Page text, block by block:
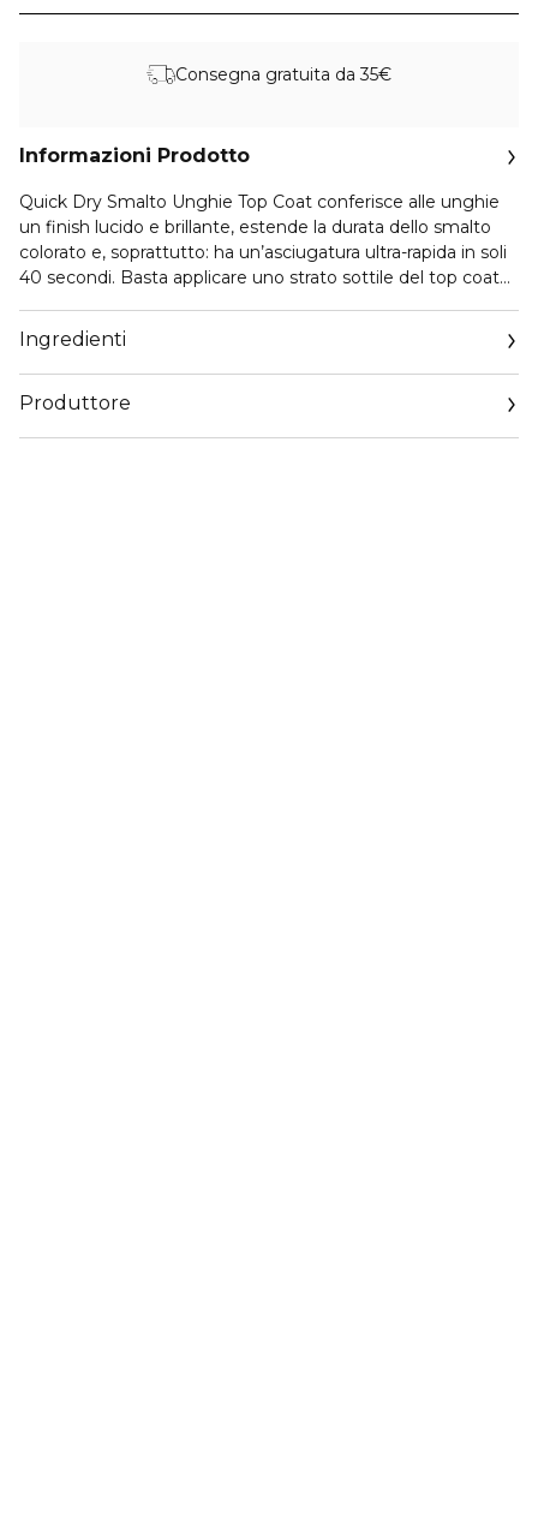
Consegna gratuita da 35€
Informazioni Prodotto
Quick Dry Smalto Unghie Top Coat conferisce alle unghie
un finish lucido e brillante, estende la durata dello smalto
colorato e, soprattutto: ha un’asciugatura ultra-rapida in soli
40 secondi. Basta applicare uno strato sottile del top coat
secondi e la manicure è fatta.
Ingredienti
Produttore